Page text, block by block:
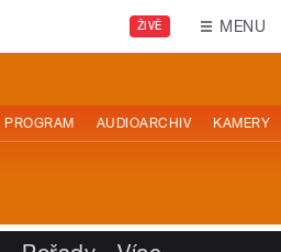
ŽIVĚ MENU
PROGRAM AUDIOARCHIV KAMERY